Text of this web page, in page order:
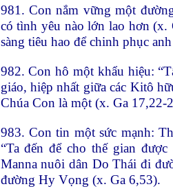
981. Con nắm vững một
có tình yêu nào lớn lao hơn (x.
sàng tiêu hao để chinh phục
982. Con hô một khẩu hiệu:
giáo, hiệp nhất giữa các Kitô
Chúa Con là một (x. Ga 17,22-
983. Con tin một sức mạnh:
“Ta đến để cho thế gian
Manna nuôi dân Do Thái đi
đường Hy Vọng (x. Ga 6,53).